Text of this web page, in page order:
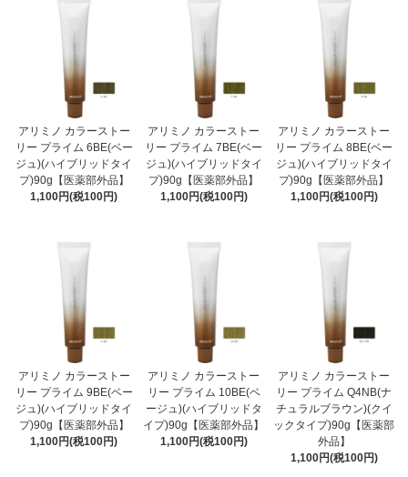
アリミノ カラーストー
リー プライム 6BE(ベー
ジュ)(ハイブリッドタイ
プ)90g【医薬部外品】
1,100円(税100円)
アリミノ カラーストー
リー プライム 7BE(ベー
ジュ)(ハイブリッドタイ
プ)90g【医薬部外品】
1,100円(税100円)
アリミノ カラーストー
リー プライム 8BE(ベー
ジュ)(ハイブリッドタイ
プ)90g【医薬部外品】
1,100円(税100円)
アリミノ カラーストー
リー プライム 9BE(ベー
ジュ)(ハイブリッドタイ
プ)90g【医薬部外品】
1,100円(税100円)
アリミノ カラーストー
リー プライム 10BE(ベ
ージュ)(ハイブリッドタ
イプ)90g【医薬部外品】
1,100円(税100円)
アリミノ カラーストー
リー プライム Q4NB(ナ
チュラルブラウン)(クイ
ックタイプ)90g【医薬部
外品】
1,100円(税100円)